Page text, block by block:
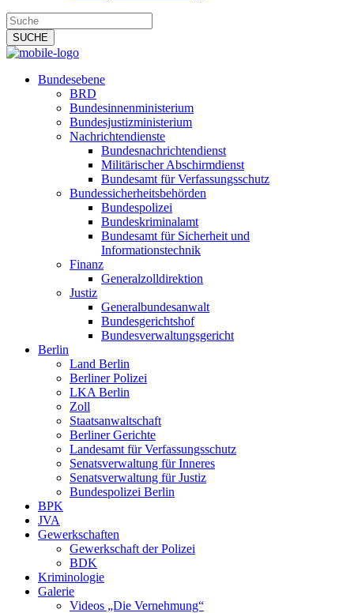
Bundesebene
BRD
Bundesinnenministerium
Bundesjustizministerium
Nachrichtendienste
Bundesnachrichtendienst
Militärischer Abschirmdienst
Bundesamt für Verfassungsschutz
Bundessicherheitsbehörden
Bundespolizei
Bundeskriminalamt
Bundesamt für Sicherheit und
Informationstechnik
Finanz
Generalzolldirektion
Justiz
Generalbundesanwalt
Bundesgerichtshof
Bundesverwaltungsgericht
Berlin
Land Berlin
Berliner Polizei
LKA Berlin
Zoll
Staatsanwaltschaft
Berliner Gerichte
Landesamt für Verfassungsschutz
Senatsverwaltung für Inneres
Senatsverwaltung für Justiz
Bundespolizei Berlin
BPK
JVA
Gewerkschaften
Gewerkschaft der Polizei
BDK
Kriminologie
Galerie
Videos „Die Vernehmung“